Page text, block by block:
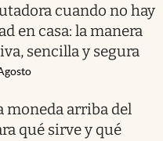
cuando no hay
en casa: la manera
sencilla y segura
moneda arriba del
qué sirve y qué